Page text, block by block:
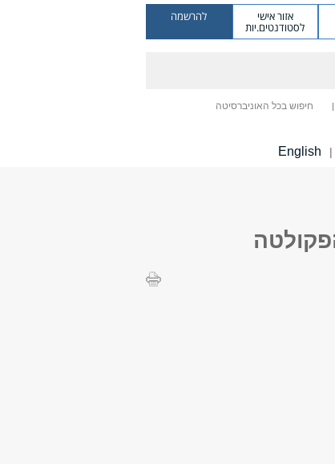
אזור אישי
לסטודנטים.יות
להרשמה
חיפוש בכל האוניברסיטה
|
English